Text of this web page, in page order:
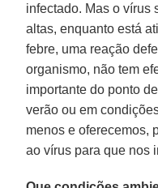
infectado. Mas o vírus
altas, enquanto está
febre, uma reação
organismo, não tem
importante do ponto
verão ou em
menos e oferecemos,
ao vírus para que nos